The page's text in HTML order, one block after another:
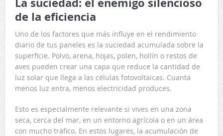
de la eficiencia
Uno de los factores que más influye en el rendimiento
diario de tus paneles es la suciedad acumulada sobre la
superficie. Polvo, arena, hojas, polen, hollín o restos de
aves pueden crear una capa que reduce la cantidad de
luz solar que llega a las células fotovoltaicas. Cuanta
menos luz entra, menos electricidad produces.
Esto es especialmente relevante si vives en una zona
seca, cerca del mar, en un entorno agrícola o en un área
con mucho tráfico. En estos lugares, la acumulación de